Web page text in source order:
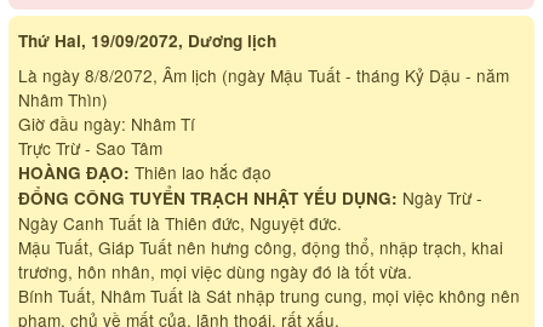
Thứ Hai, 19/09/2072, Dương lịch
Là ngày 8/8/2072, Âm lịch (ngày Mậu Tuất - tháng Kỷ Dậu - năm
Nhâm Thìn)
Giờ đầu ngày: Nhâm Tí
Trực Trừ - Sao Tâm
HOÀNG ĐẠO: Thiên lao hắc đạo
ĐỔNG CÔNG TUYỂN TRẠCH NHẬT YẾU DỤNG: Ngày Trừ -
Ngày Canh Tuất là Thiên đức, Nguyệt đức.
Mậu Tuất, Giáp Tuất nên hưng công, động thổ, nhập trạch, khai
trương, hôn nhân, mọi việc dùng ngày đó là tốt vừa.
Bính Tuất, Nhâm Tuất là Sát nhập trung cung, mọi việc không nên
phạm, chủ về mất của, lãnh thoái, rất xấu.